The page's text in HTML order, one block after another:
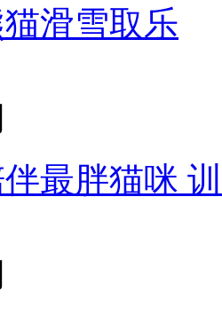
滑雪取乐
最胖猫咪